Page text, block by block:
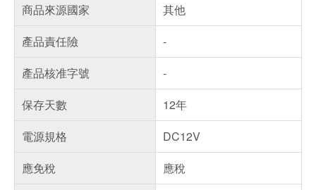
商品來源國家
其他
產品責任險
-
產品核准字號
-
保存天數
12年
電源規格
DC12V
應免稅
應稅